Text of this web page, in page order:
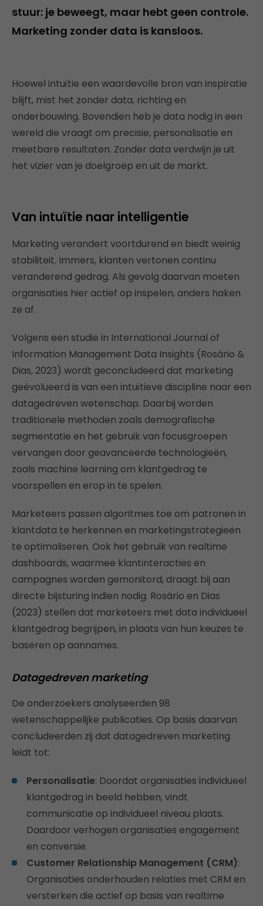
stuur: je beweegt, maar hebt geen controle.
Marketing zonder data is kansloos.
Hoewel intuïtie een waardevolle bron van inspiratie
blijft, mist het zonder data, richting en
onderbouwing. Bovendien heb je data nodig in een
wereld die vraagt om precisie, personalisatie en
meetbare resultaten. Zonder data verdwijn je uit
het vizier van je doelgroep en uit de markt.
Van intuïtie naar intelligentie
Marketing verandert voortdurend en biedt weinig
stabiliteit. Immers, klanten vertonen continu
veranderend gedrag. Als gevolg daarvan moeten
organisaties hier actief op inspelen, anders haken
ze af.
Volgens een studie in International Journal of
Information Management Data Insights (Rosário &
Dias, 2023) wordt geconcludeerd dat marketing
geëvolueerd is van een intuïtieve discipline naar een
datagedreven wetenschap. Daarbij worden
traditionele methoden zoals demografische
segmentatie en het gebruik van focusgroepen
vervangen door geavanceerde technologieën,
zoals machine learning om klantgedrag te
voorspellen en erop in te spelen.
Marketeers passen algoritmes toe om patronen in
klantdata te herkennen en marketingstrategieën
te optimaliseren. Ook het gebruik van realtime
dashboards, waarmee klantinteracties en
campagnes worden gemonitord, draagt bij aan
directe bijsturing indien nodig. Rosário en Dias
(2023) stellen dat marketeers met data individueel
klantgedrag begrijpen, in plaats van hun keuzes te
baseren op aannames.
Datagedreven marketing
De onderzoekers analyseerden 98
wetenschappelijke publicaties. Op basis daarvan
concludeerden zij dat datagedreven marketing
leidt tot:
Personalisatie: Doordat organisaties individueel
klantgedrag in beeld hebben, vindt
communicatie op individueel niveau plaats.
Daardoor verhogen organisaties engagement
en conversie.
Customer Relationship Management (CRM):
Organisaties onderhouden relaties met CRM en
versterken die actief op basis van realtime